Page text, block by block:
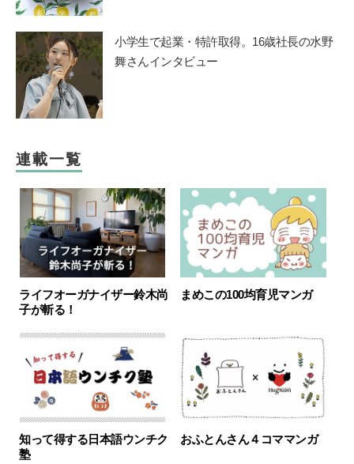
小学生で起業・特許取得。16歳社長の水野
舞さんインタビュー
連載一覧
ライフオーガナイザー鈴木尚
子が斬る！
まめこの100均育児マンガ
知って得する日本語ウンチク
塾
おふとんさん４コママンガ